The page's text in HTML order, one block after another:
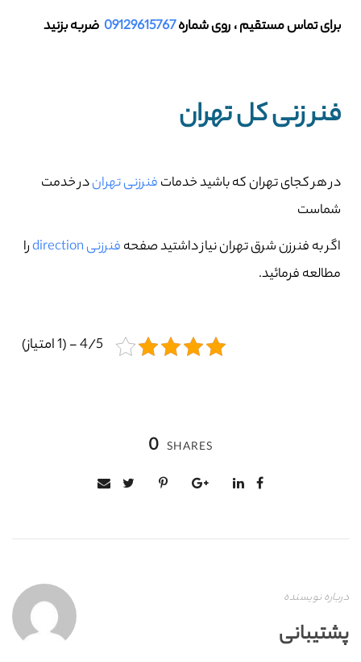
برای تماس مستقیم ، روی شماره09129615767 ضربه بزنید
فنر زنی کل تهران
در هر کجای تهران که باشید خدماتفنرزنی تهراندر خدمت
شماست
اگر به فنرزن شرق تهران نیاز داشتید صفحهفنرزنی direction
را
مطالعه فرمائید.
4/5 - (1 امتیاز)
0 SHARES
درباره نویسنده
پشتیبانی